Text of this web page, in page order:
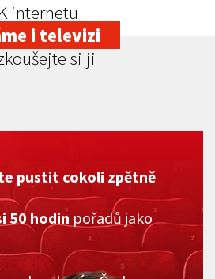
internetu
i televizi
si ji
pustit cokoli zpětně
50 hodin pořadů jako